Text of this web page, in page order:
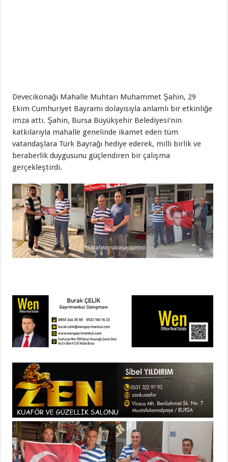
Devecikonağı Mahalle Muhtarı Muhammet Şahin, 29
Ekim Cumhuriyet Bayramı dolayısıyla anlamlı bir etkinliğe
imza attı. Şahin, Bursa Büyükşehir Belediyesi’nin
katkılarıyla mahalle genelinde ikamet eden tüm
vatandaşlara Türk Bayrağı hediye ederek, milli birlik ve
beraberlik duygusunu güçlendiren bir çalışma
gerçekleştirdi.